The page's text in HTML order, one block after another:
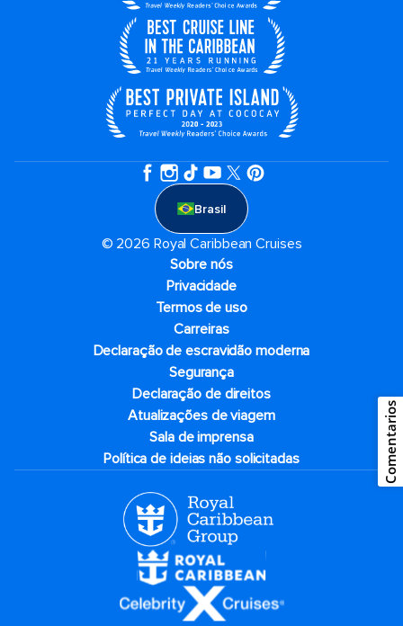
Brasil
© 2026 Royal Caribbean Cruises
Sobre nós
Privacidade
Termos de uso
Carreiras
Declaração de escravidão moderna
Segurança
Declaração de direitos
Atualizações de viagem
Sala de imprensa
Política de ideias não solicitadas
Comentarios